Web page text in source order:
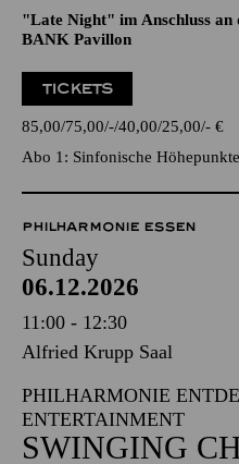
"Late Night" im Anschluss
BANK Pavillon
TICKETS
85,00 75,00 - 40,00 25,00 - €
Abo 1: Sinfonische Höhepunkte
PHILHARMONIE ESSEN
Sunday
06.12.2026
11:00 - 12:30
Alfried Krupp Saal
PHILHARMONIE
ENTERTAINMENT
SWINGING